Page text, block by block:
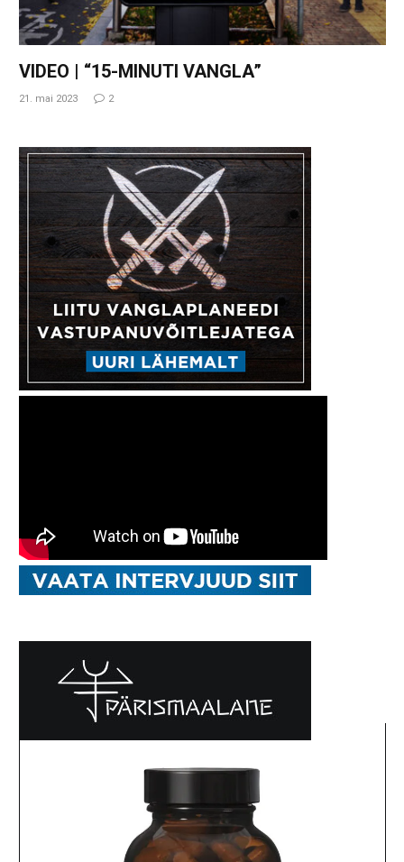
VIDEO | “15-MINUTI VANGLA”
21. mai 2023 2